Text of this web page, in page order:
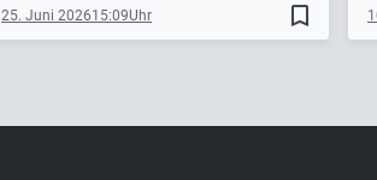
25. Juni 202615:09 bookmark_border